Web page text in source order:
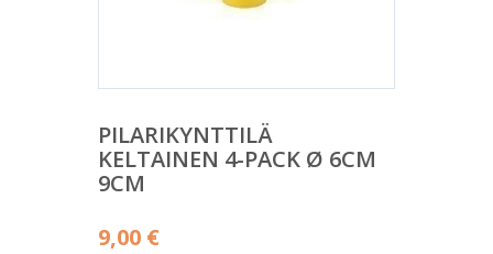
PILARIKYNTTILÄ
KELTAINEN 4-PACK Ø 6CM
9CM
9,00 €